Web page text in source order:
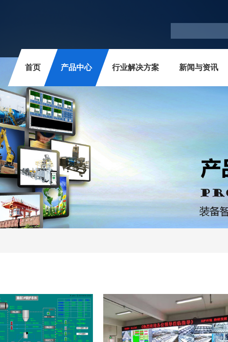
新闻与资讯
行业解决方案
产品中心
首页